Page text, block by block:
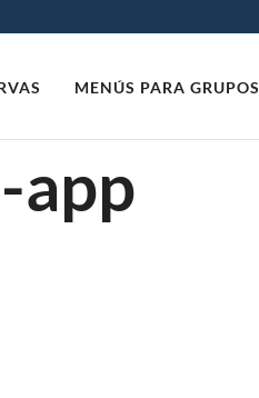
MENÚS PARA GRUPOS
app